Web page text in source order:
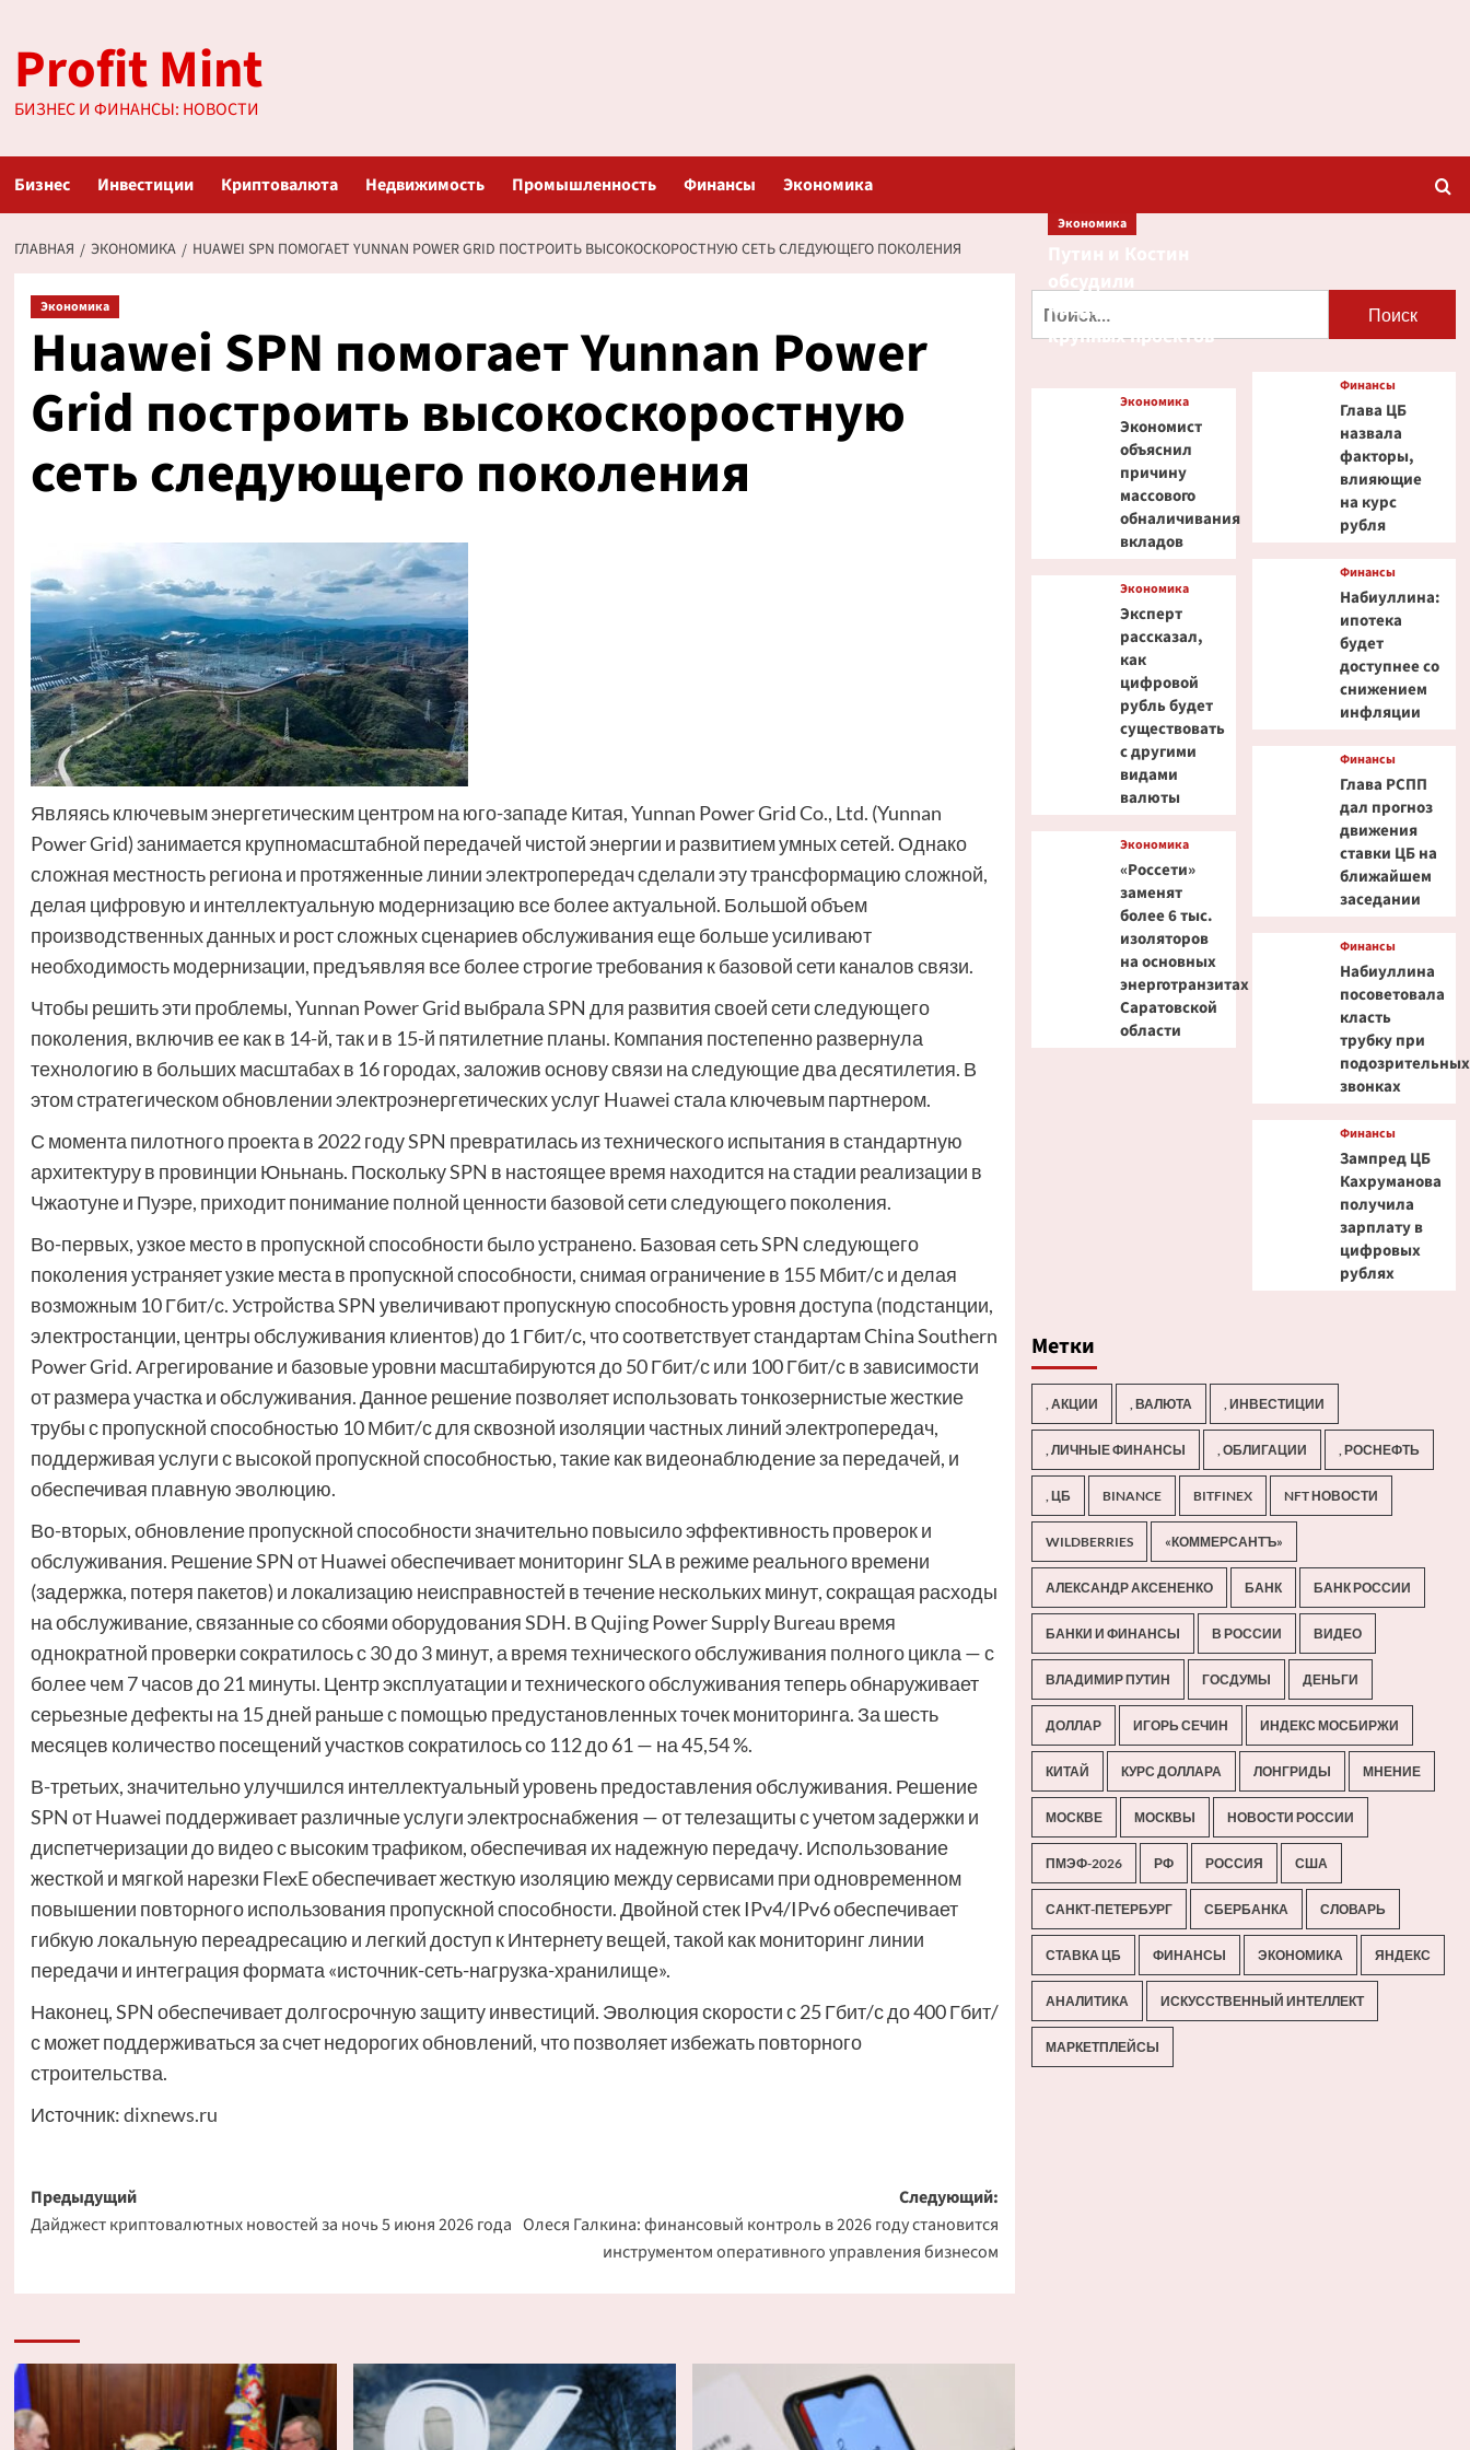
содержимому
Profit Mint
БИЗНЕС И ФИНАНСЫ: НОВОСТИ
Бизнес Инвестиции Криптовалюта Недвижимость Промышленность Финансы Экономика
ГЛАВНАЯ ЭКОНОМИКА HUAWEI SPN ПОМОГАЕТ YUNNAN POWER GRID ПОСТРОИТЬ ВЫСОКОСКОРОСТНУЮ СЕТЬ СЛЕДУЮЩЕГО ПОКОЛЕНИЯ
Экономика
Huawei SPN помогает Yunnan Power
Grid построить высокоскоростную
сеть следующего поколения
Являясь ключевым энергетическим центром на юго-западе Китая, Yunnan Power Grid Co., Ltd. (Yunnan
Power Grid) занимается крупномасштабной передачей чистой энергии и развитием умных сетей. Однако
сложная местность региона и протяженные линии электропередач сделали эту трансформацию сложной,
делая цифровую и интеллектуальную модернизацию все более актуальной. Большой объем
производственных данных и рост сложных сценариев обслуживания еще больше усиливают
необходимость модернизации, предъявляя все более строгие требования к базовой сети каналов связи.
Чтобы решить эти проблемы, Yunnan Power Grid выбрала SPN для развития своей сети следующего
поколения, включив ее как в 14-й, так и в 15-й пятилетние планы. Компания постепенно развернула
технологию в больших масштабах в 16 городах, заложив основу связи на следующие два десятилетия. В
этом стратегическом обновлении электроэнергетических услуг Huawei стала ключевым партнером.
С момента пилотного проекта в 2022 году SPN превратилась из технического испытания в стандартную
архитектуру в провинции Юньнань. Поскольку SPN в настоящее время находится на стадии реализации в
Чжаотуне и Пуэре, приходит понимание полной ценности базовой сети следующего поколения.
Во-первых, узкое место в пропускной способности было устранено. Базовая сеть SPN следующего
поколения устраняет узкие места в пропускной способности, снимая ограничение в 155 Мбит/с и делая
возможным 10 Гбит/с. Устройства SPN увеличивают пропускную способность уровня доступа (подстанции,
электростанции, центры обслуживания клиентов) до 1 Гбит/с, что соответствует стандартам China Southern
Power Grid. Агрегирование и базовые уровни масштабируются до 50 Гбит/с или 100 Гбит/с в зависимости
от размера участка и обслуживания. Данное решение позволяет использовать тонкозернистые жесткие
трубы с пропускной способностью 10 Мбит/с для сквозной изоляции частных линий электропередач,
поддерживая услуги с высокой пропускной способностью, такие как видеонаблюдение за передачей, и
обеспечивая плавную эволюцию.
Во-вторых, обновление пропускной способности значительно повысило эффективность проверок и
обслуживания. Решение SPN от Huawei обеспечивает мониторинг SLA в режиме реального времени
(задержка, потеря пакетов) и локализацию неисправностей в течение нескольких минут, сокращая расходы
на обслуживание, связанные со сбоями оборудования SDH. В Qujing Power Supply Bureau время
однократной проверки сократилось с 30 до 3 минут, а время технического обслуживания полного цикла — с
более чем 7 часов до 21 минуты. Центр эксплуатации и технического обслуживания теперь обнаруживает
серьезные дефекты на 15 дней раньше с помощью предустановленных точек мониторинга. За шесть
месяцев количество посещений участков сократилось со 112 до 61 — на 45,54 %.
В-третьих, значительно улучшился интеллектуальный уровень предоставления обслуживания. Решение
SPN от Huawei поддерживает различные услуги электроснабжения — от телезащиты с учетом задержки и
диспетчеризации до видео с высоким трафиком, обеспечивая их надежную передачу. Использование
жесткой и мягкой нарезки FlexE обеспечивает жесткую изоляцию между сервисами при одновременном
повышении повторного использования пропускной способности. Двойной стек IPv4/IPv6 обеспечивает
гибкую локальную переадресацию и легкий доступ к Интернету вещей, такой как мониторинг линии
передачи и интеграция формата «источник-сеть-нагрузка-хранилище».
Наконец, SPN обеспечивает долгосрочную защиту инвестиций. Эволюция скорости с 25 Гбит/с до 400 Гбит/
с может поддерживаться за счет недорогих обновлений, что позволяет избежать повторного
строительства.
Источник:dixnews.ru
Навигация
записи
Предыдущий
Дайджест криптовалютных новостей за ночь 5 июня 2026 года
Следующий:
Олеся Галкина: финансовый контроль в 2026 году становится
инструментом оперативного управления бизнесом
Экономика
кредитование
крупных проектов
Экономика
Экономист
объяснил
причину
массового
обналичивания
вкладов
Экономика
Эксперт
рассказал,
как
цифровой
рубль будет
существовать
с другими
видами
валюты
Экономика
«Россети»
заменят
более 6 тыс.
изоляторов
на основных
энерготранзитах
Саратовской
области
Финансы
Глава ЦБ
назвала
факторы,
влияющие
на курс
рубля
Финансы
Набиуллина:
ипотека
будет
доступнее со
снижением
инфляции
Финансы
Глава РСПП
дал прогноз
движения
ставки ЦБ на
ближайшем
заседании
Финансы
Набиуллина
посоветовала
класть
трубку при
подозрительных
звонках
Финансы
Зампред ЦБ
Кахруманова
получила
зарплату в
цифровых
рублях
Метки
, АКЦИИ , ВАЛЮТА , ИНВЕСТИЦИИ
, ЛИЧНЫЕ ФИНАНСЫ , ОБЛИГАЦИИ , РОСНЕФТЬ
, ЦБ BINANCE BITFINEX NFT НОВОСТИ
WILDBERRIES «КОММЕРСАНТЪ»
АЛЕКСАНДР АКСЕНЕНКО БАНК БАНК РОССИИ
БАНКИ И ФИНАНСЫ В РОССИИ ВИДЕО
ВЛАДИМИР ПУТИН ГОСДУМЫ ДЕНЬГИ
ДОЛЛАР ИГОРЬ СЕЧИН ИНДЕКС МОСБИРЖИ
КИТАЙ КУРС ДОЛЛАРА ЛОНГРИДЫ МНЕНИЕ
МОСКВЕ МОСКВЫ НОВОСТИ РОССИИ
ПМЭФ-2026 РФ РОССИЯ США
САНКТ-ПЕТЕРБУРГ СБЕРБАНКА СЛОВАРЬ
СТАВКА ЦБ ФИНАНСЫ ЭКОНОМИКА ЯНДЕКС
АНАЛИТИКА ИСКУССТВЕННЫЙ ИНТЕЛЛЕКТ
МАРКЕТПЛЕЙСЫ